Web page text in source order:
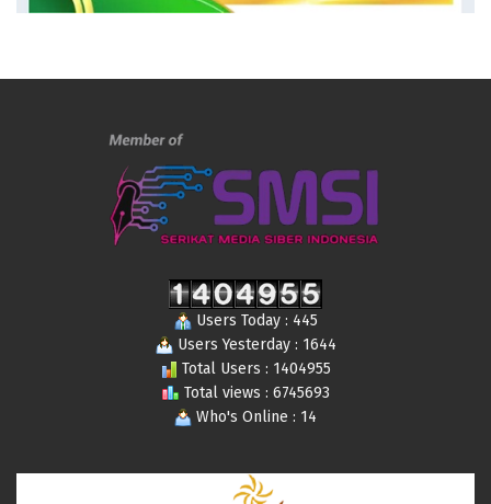
Users Today : 445
Users Yesterday : 1644
Total Users : 1404955
Total views : 6745693
Who's Online : 14